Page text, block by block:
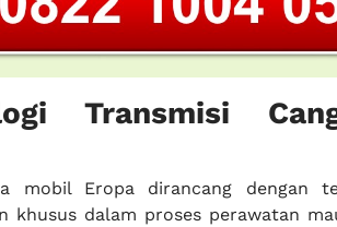
Transmisi
mobil Eropa dirancang dengan
khusus dalam proses perawatan